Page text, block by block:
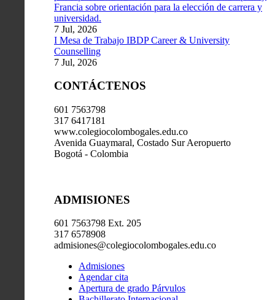
Francia sobre orientación para la elección de carrera y
universidad.
7 Jul, 2026
I Mesa de Trabajo IBDP Career & University
Counselling
7 Jul, 2026
CONTÁCTENOS
601 7563798
317 6417181
www.colegiocolombogales.edu.co
Avenida Guaymaral, Costado Sur Aeropuerto
Bogotá - Colombia
ADMISIONES
601 7563798 Ext. 205
317 6578908
admisiones@colegiocolombogales.edu.co
Admisiones
Agendar cita
Apertura de grado Párvulos